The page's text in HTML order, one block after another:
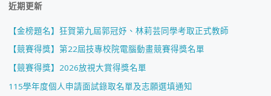
近期更新
【金榜題名】狂賀第九屆郭冠妤、林莉芸同學考取正式教師
【競賽得獎】第22屆技專校院電腦動畫競賽得獎名單
【競賽得獎】2026放視大賞得獎名單
115學年度個人申請面試錄取名單及志願選填通知